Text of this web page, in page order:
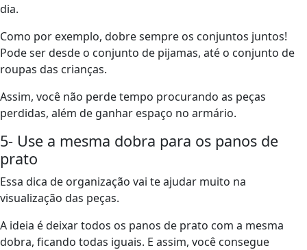
dia.
Como por exemplo, dobre sempre os conjuntos juntos!
Pode ser desde o conjunto de pijamas, até o conjunto de
roupas das crianças.
Assim, você não perde tempo procurando as peças
perdidas, além de ganhar espaço no armário.
5- Use a mesma dobra para os panos de
prato
Essa dica de organização vai te ajudar muito na
visualização das peças.
A ideia é deixar todos os panos de prato com a mesma
dobra, ficando todas iguais. E assim, você consegue